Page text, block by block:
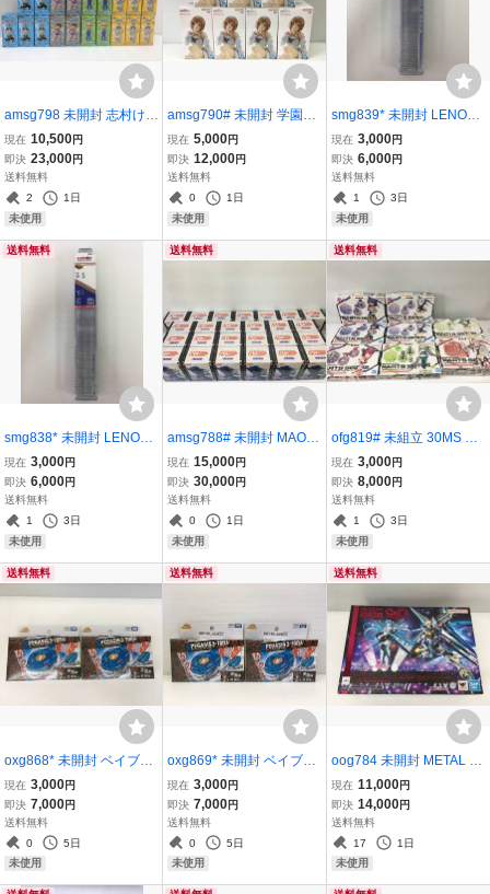
amsg798 未開封 志村けん
ワールドコレクタブルフ
ィギュアvol.2 4種 バカ殿
様 変なおじさん 志村園長
白鳥 26個セット
現在 10,500円
即決 23,000円
送料無料
2
1日
未使用
amsg790# 未開封 学園ア
イドルマスター ESPRES
TO -Sheer frills- 姫崎莉波
7点セット バンダイ 学マ
ス
現在 5,000円
即決 12,000円
送料無料
0
1日
未使用
smg839* 未開封 LENOX
(レノックス) 20495-B156
R セーバーソーブレード
(25枚入)
現在 3,000円
即決 6,000円
送料無料
1
3日
未使用
送料無料
smg838* 未開封 LENOX
(レノックス) 20495-B156
R セーバーソーブレード
(25枚入)
現在 3,000円
即決 6,000円
送料無料
1
3日
未使用
送料無料
amsg788# 未開封 MAO VI
BRATION STARS 摩緒 25
点セット バンダイ
現在 15,000円
即決 30,000円
送料無料
0
1日
未使用
送料無料
ofg819# 未組立 30MS オ
プションパーツセットプ
ラモデル まとめ 8点セッ
ト バンダイ 30minutes Si
sters
現在 3,000円
即決 8,000円
送料無料
1
3日
未使用
送料無料
oxg868* 未開封 ベイブレ
ードX BX-00 スターター
ストームペガシス3-70RA
2点セット タカラトミー
天馬座 鋼銀河モデル
現在 3,000円
即決 7,000円
送料無料
0
5日
未使用
送料無料
oxg869* 未開封 ベイブレ
ードX BX-00 スターター
ストームペガシス3-70RA
2点セット タカラトミー
天馬座 鋼銀河モデル
現在 3,000円
即決 7,000円
送料無料
0
5日
未使用
送料無料
oog784 未開封 METAL R
OBOT魂 SIDE MS ストラ
イクフリーダムガンダム
弐式 [初音ミク Ver.] バン
ダイ
現在 11,000円
即決 14,000円
送料無料
17
1日
未使用